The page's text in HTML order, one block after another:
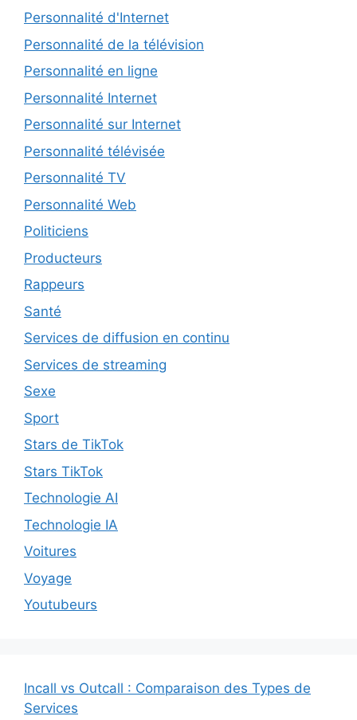
Personnalité d'Internet
Personnalité de la télévision
Personnalité en ligne
Personnalité Internet
Personnalité sur Internet
Personnalité télévisée
Personnalité TV
Personnalité Web
Politiciens
Producteurs
Rappeurs
Santé
Services de diffusion en continu
Services de streaming
Sexe
Sport
Stars de TikTok
Stars TikTok
Technologie AI
Technologie IA
Voitures
Voyage
Youtubeurs
Incall vs Outcall : Comparaison des Types de
Services